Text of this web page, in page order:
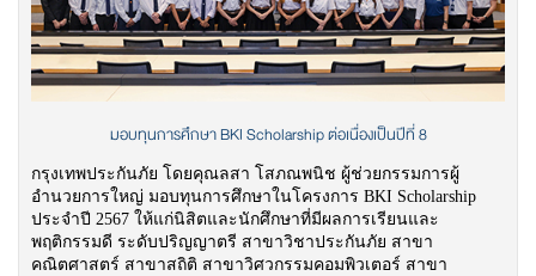
มอบทุนการศึกษา BKI Scholarship ต่อเนื่องเป็นปีที่ 8
กรุงเทพประกันภัย โดยคุณลสา โสภณพนิช ผู้ช่วยกรรมการผู้
อำนวยการใหญ่ มอบทุนการศึกษาในโครงการ BKI Scholarship
ประจำปี 2567 ให้แก่นิสิตและนักศึกษาที่มีผลการเรียนและ
พฤติกรรมดี ระดับปริญญาตรี สาขาวิชาประกันภัย สาขา
คณิตศาสตร์ สาขาสถิติ สาขาวิศวกรรมคอมพิวเตอร์ สาขา